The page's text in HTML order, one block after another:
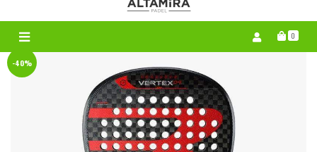
0
-40%